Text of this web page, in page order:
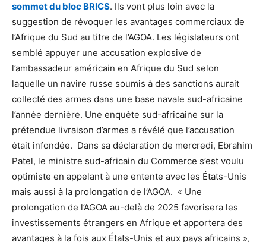
sommet du bloc BRICS. Ils vont plus loin avec la
suggestion de révoquer les avantages commerciaux de
l’Afrique du Sud au titre de l’AGOA. Les législateurs ont
semblé appuyer une accusation explosive de
l’ambassadeur américain en Afrique du Sud selon
laquelle un navire russe soumis à des sanctions aurait
collecté des armes dans une base navale sud-africaine
l’année dernière. Une enquête sud-africaine sur la
prétendue livraison d’armes a révélé que l’accusation
était infondée. Dans sa déclaration de mercredi, Ebrahim
Patel, le ministre sud-africain du Commerce s’est voulu
optimiste en appelant à une entente avec les États-Unis
mais aussi à la prolongation de l’AGOA. « Une
prolongation de l’AGOA au-delà de 2025 favorisera les
investissements étrangers en Afrique et apportera des
avantages à la fois aux États-Unis et aux pays africains »,